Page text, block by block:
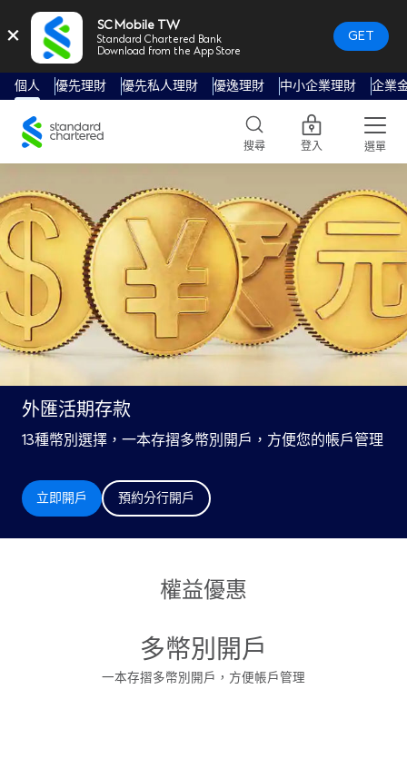
× SC Mobile TW
Standard Chartered Bank
Download from the App Store
GET
個人 優先理財 優先私人理財 優逸理財 中小企業理財 企業
Standard
Chartered
Logo,
Page
Link
搜尋 登入 選單
外匯活期存款
13種幣別選擇，一本存摺多幣別開戶，方便您的帳戶管理
立即開戶 預約分行開戶
權益優惠
多幣別開戶
一本存摺多幣別開戶，方便帳戶管理